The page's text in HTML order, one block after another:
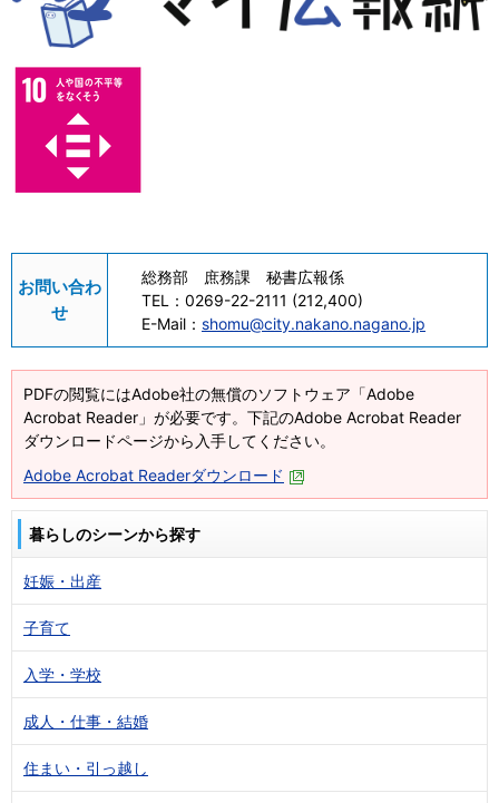
お問い合わ
せ
総務部 庶務課 秘書広報係
TEL： 0269-22-2111 (212,400)
E-Mail： shomu@city.nakano.nagano.jp
PDFの閲覧にはAdobe社の無償のソフトウェア「Adobe
Acrobat Reader」が必要です。下記のAdobe Acrobat Reader
ダウンロードページから入手してください。
Adobe Acrobat Readerダウンロード
暮らしのシーンから探す
妊娠・出産
子育て
入学・学校
成人・仕事・結婚
住まい・引っ越し